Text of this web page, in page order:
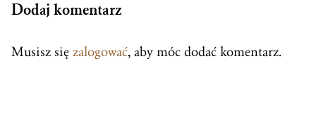
Dodaj komentarz
Musisz się zalogować, aby móc dodać komentarz.